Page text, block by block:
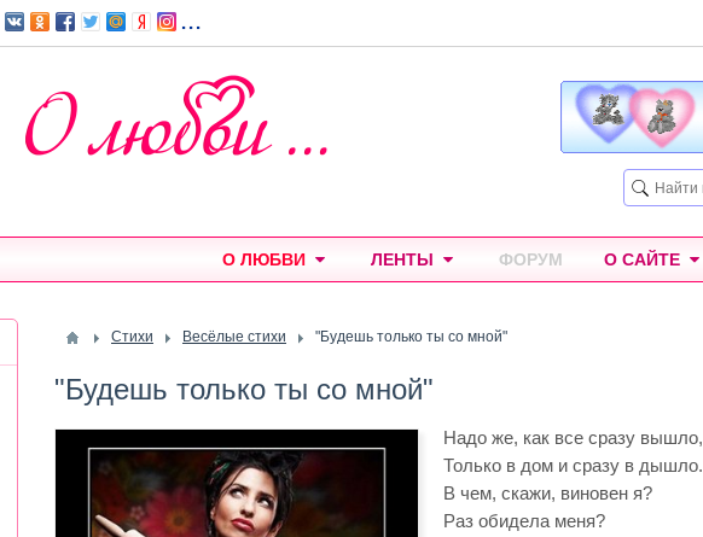
...
О ЛЮБВИ ЛЕНТЫ ФОРУМ О САЙТЕ
Стихи Весёлые стихи "Будешь только ты со мной"
"Будешь только ты со мной"
Надо же, как все сразу вышло,
Только в дом и сразу в дышло.
В чем, скажи, виновен я?
Раз обидела меня?